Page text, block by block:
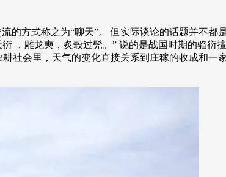
方式称之为“聊天”。 但实际谈论的话题并不都
，雕龙奭，炙毂过髡。” 说的是战国时期的驺
社会里，天气的变化直接关系到庄稼的收成和